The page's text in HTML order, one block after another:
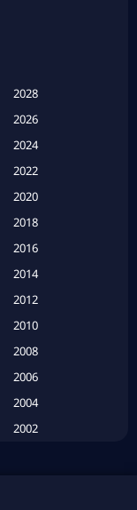
จริง(2)
(20)
(16)
2028
2026
2024
2022
2020
2018
2016
2014
2012
2010
2008
2006
2004
2002